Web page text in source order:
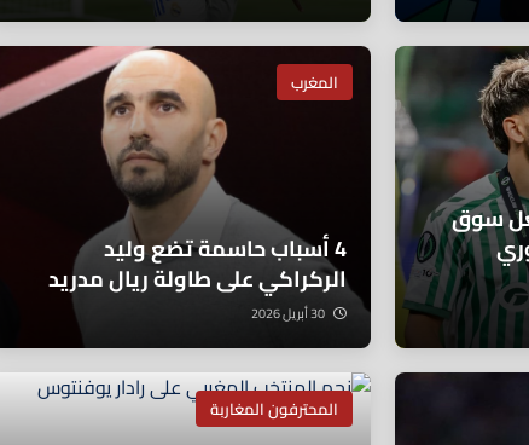
سوق
المغرب
4 أسباب حاسمة تضع وليد
الركراكي على طاولة ريال مدريد
المحترفون المغاربة